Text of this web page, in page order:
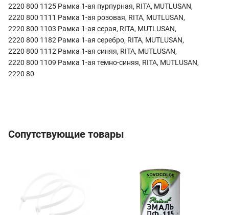
2220 800 1125 Рамка 1-ая пурпурная, RITA, MUTLUSAN,
2220 800 1111 Рамка 1-ая розовая, RITA, MUTLUSAN,
2220 800 1103 Рамка 1-ая серая, RITA, MUTLUSAN,
2220 800 1182 Рамка 1-ая серебро, RITA, MUTLUSAN,
2220 800 1112 Рамка 1-ая синяя, RITA, MUTLUSAN,
2220 800 1109 Рамка 1-ая темно-синяя, RITA, MUTLUSAN,
2220 80
Сопутствующие товары